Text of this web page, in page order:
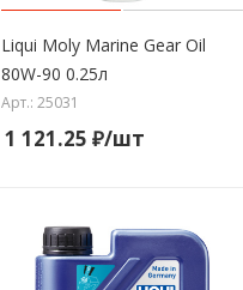
Liqui Moly Marine Gear Oil
80W-90 0.25л
Арт.: 25031
1 121.25 ₽/шт